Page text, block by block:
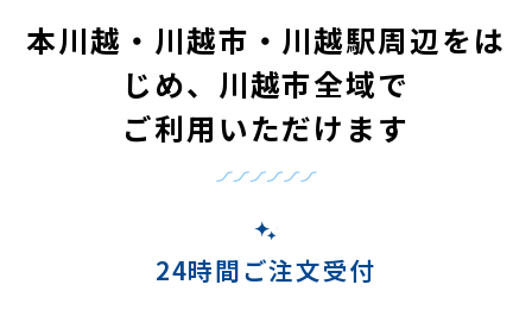
ー本川越・川越市・川越駅周辺をは
じめ、 川越市全域で
ご利用いただけます
24時間ご注文受付